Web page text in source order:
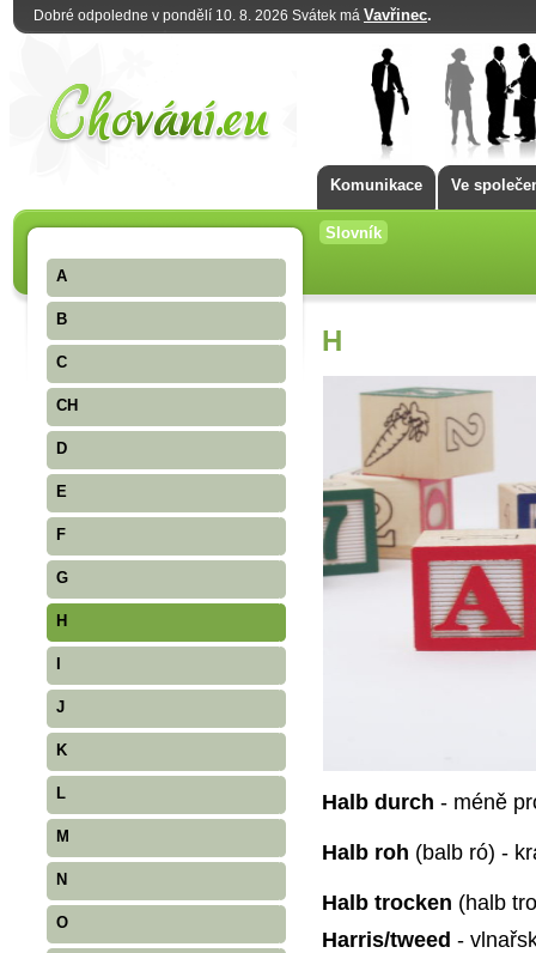
Dobré odpoledne v pondělí 10. 8. 2026 Svátek má Vavřinec.
Komunikace Ve
Slovník
A
B
C
CH
D
E
F
G
H
J
K
L
M
N
O
H
Halb durch - méně
Halb roh (balb ró) -
Halb trocken (halb
Harris/tweed -